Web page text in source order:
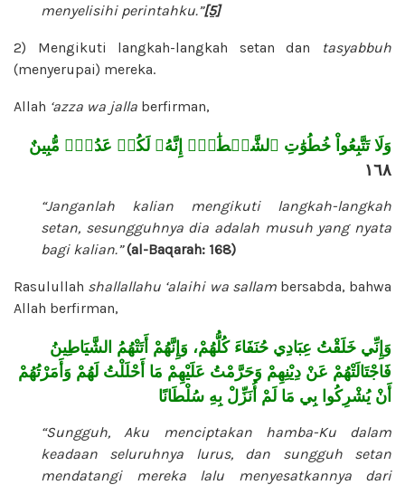
menyelisihi perintahku.”[5]
2) Mengikuti langkah-langkah setan dan
tasyabbuh
(menyerupai) mereka.
Allah ‘azza wa jalla berfirman,
وَلَا تَتَّبِعُواْ خُطُوَٰتِ ٱلشَّيۡطَٰنِۚ إِنَّهُۥ لَكُمۡ عَدُوّٞ مُّبِينٌ
١٦٨
“Janganlah kalian mengikuti langkah-langkah
setan, sesungguhnya dia adalah musuh yang nyata
bagi kalian.”(al-Baqarah: 168)
Rasulullah shallallahu ‘alaihi wa sallambersabda, bahwa
Allah berfirman,
وَإِنِّي خَلَقْتُ عِبَادِي حُنَفَاءَ كُلُّهُمْ، وَإِنَّهُمْ أَتَتْهُمُ الشَّيَاطِينُ
فَاجْتَالَتْهُمْ عَنْ دِيْنِهِمْ وَحَرَّمْتُ عَلَيْهِمْ مَا أَحْلَلْتُ لَهُمْ وَأَمَرْتُهُمْ
أَنْ يُشْرِكُوا بِي مَا لَمْ أُنَزِّلْ بِهِ سُلْطَانًا
“Sungguh, Aku menciptakan hamba-Ku dalam
keadaan seluruhnya lurus, dan sungguh setan
mendatangi mereka lalu menyesatkannya dari